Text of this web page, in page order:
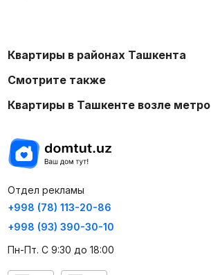
Квартиры в районах Ташкента
Смотрите также
Квартиры в Ташкенте возле метро
Отдел рекламы
+998 (78) 113-20-86
+998 (93) 390-30-10
Пн-Пт. С 9:30 до 18:00